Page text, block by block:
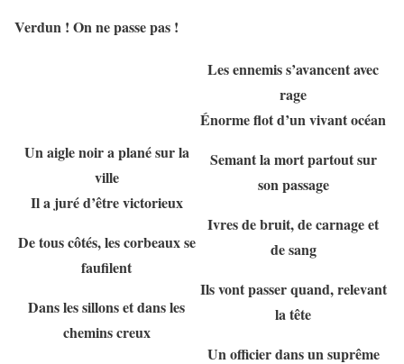
Verdun ! On ne passe pas !
Un aigle noir a plané sur la
ville
Il a juré d’être victorieux
De tous côtés, les corbeaux se
faufilent
Dans les sillons et dans les
chemins creux
Les ennemis s’avancent avec
rage
Énorme flot d’un vivant océan
Semant la mort partout sur
son passage
Ivres de bruit, de carnage et
de sang
Ils vont passer quand, relevant
la tête
Un officier dans un suprême